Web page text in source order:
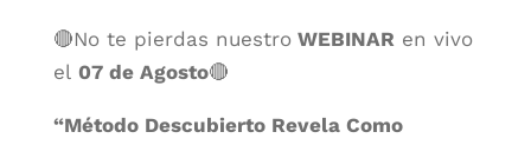
🔴No te pierdas nuestroWEBINARen vivo
el 07 de Agosto🔴
“Método Descubierto Revela Como